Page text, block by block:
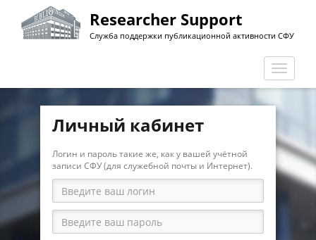
Перейти
основному
Researcher Support
Служба поддержки публикационной активности СФУ
Личный кабинет
Логин и пароль такие же, как у вашей учётной
записи СФУ (для служебной почты и Интернет).